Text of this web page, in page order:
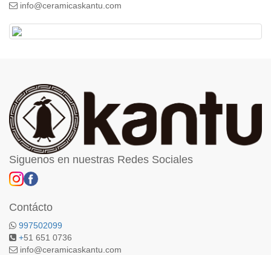
info@ceramicaskantu.com
Siguenos en nuestras Redes Sociales
Contácto
997502099
+51 651 0736
info@ceramicaskantu.com